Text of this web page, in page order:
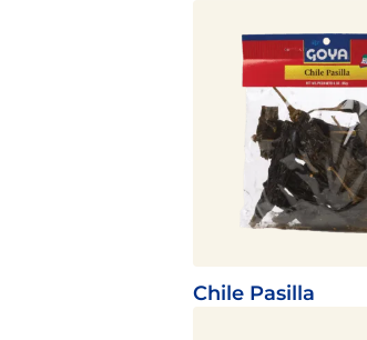
Chile Pasilla